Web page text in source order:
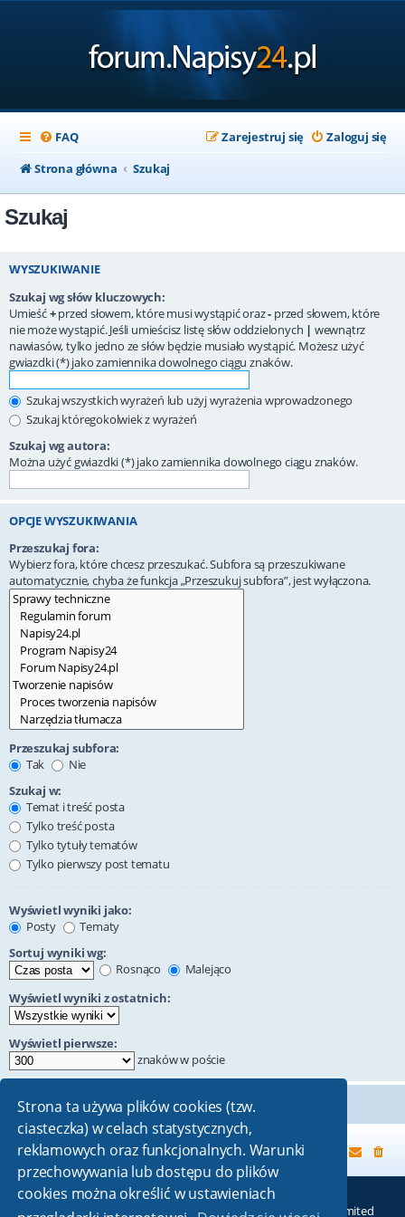
Strona ta używa plików cookies (tzw.
ciasteczka) w celach statystycznych,
reklamowych oraz funkcjonalnych. Warunki
przechowywania lub dostępu do plików
cookies można określić w ustawieniach
FAQ Zaloguj się
Zarejestruj się
Strona główna
Szukaj
Szukaj
WYSZUKIWANIE
Szukaj wg słów kluczowych:
Umieść+przed słowem, które musi wystąpić oraz- przed słowem, które
nie może wystąpić. Jeśli umieścisz listę słów oddzielonych | wewnątrz
nawiasów, tylko jedno ze słów będzie musiało wystąpić. Możesz użyć
gwiazdki (*) jako zamiennika dowolnego ciągu znaków.
Szukaj wszystkich wyrażeń lub użyj wyrażenia wprowadzonego
Szukaj któregokolwiek z wyrażeń
Szukaj wg autora:
Można użyć gwiazdki (*) jako zamiennika dowolnego ciągu znaków.
OPCJE WYSZUKIWANIA
Przeszukaj fora:
Wybierz fora, które chcesz przeszukać. Subfora są przeszukiwane
automatycznie, chyba że funkcja „Przeszukuj subfora”, jest wyłączona.
Przeszukaj subfora:
Tak
Nie
Szukaj w:
Temat i treść posta
Tylko treść posta
Tylko tytuły tematów
Tylko pierwszy post tematu
Wyświetl wyniki jako:
Posty
Tematy
Sortuj wyniki wg:
Rosnąco
Malejąco
Wyświetl wyniki z ostatnich:
Wyświetl pierwsze:
znaków w poście
Strona główna
Technologię dostarcza phpBB® Forum Software © phpBB Limited